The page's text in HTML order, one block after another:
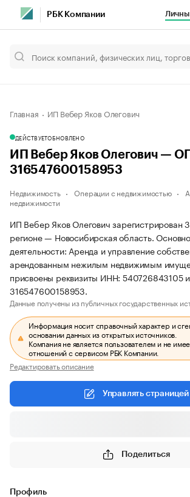
РБК Компании
Главная ИП Вебер Яков Олегович
ДЕЙСТВУЕТОБНОВЛЕНО
ИП Вебер Яков Олегович —
316547600158953
Недвижимость Операции с недвижимостью
недвижимости
ИП Вебер Яков Олегович зарегистрирован
регионе — Новосибирская область.
деятельности: Аренда и управление
арендованным нежилым недвижимым
присвоены реквизиты ИНН: 540726843105
316547600158953.
Данные получены из публичных государственных
Информация носит справочный характер и
основании данных из открытых источников.
Компания не является пользователем и не
отношений с сервисом РБК Компании.
Редактировать описание
Управлять страницей
Поделиться
Профиль